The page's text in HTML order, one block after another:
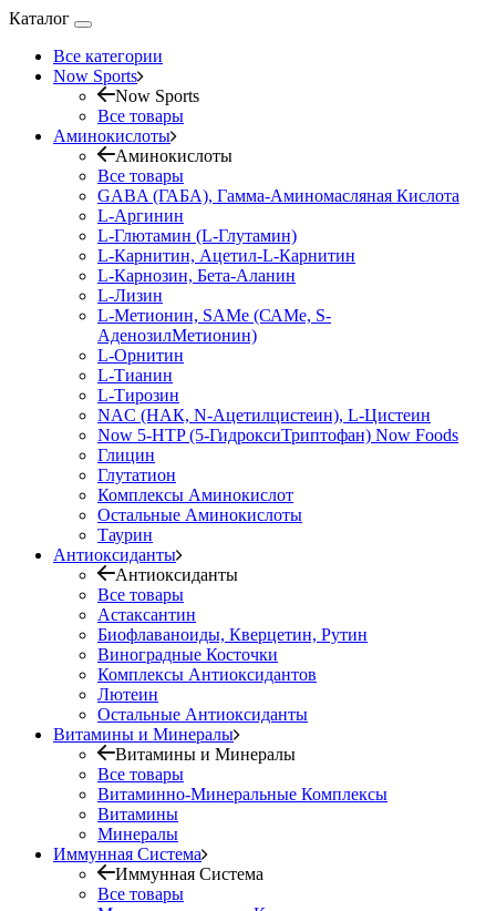
Каталог
Все категории
Now Sports
Now Sports
Все товары
Аминокислоты
Аминокислоты
Все товары
GABA (ГАБА), Гамма-Аминомасляная Кислота
L-Аргинин
L-Глютамин (L-Глутамин)
L-Карнитин, Ацетил-L-Карнитин
L-Карнозин, Бета-Аланин
L-Лизин
L-Метионин, SAMe (САМе, S-
АденозилМетионин)
L-Орнитин
L-Тианин
L-Тирозин
NAC (НАК, N-Ацетилцистеин), L-Цистеин
Now 5-HTP (5-ГидроксиТриптофан) Now Foods
Глицин
Глутатион
Комплексы Аминокислот
Остальные Аминокислоты
Таурин
Антиоксиданты
Антиоксиданты
Все товары
Астаксантин
Биофлаваноиды, Кверцетин, Рутин
Виноградные Косточки
Комплексы Антиоксидантов
Лютеин
Остальные Антиоксиданты
Витамины и Минералы
Витамины и Минералы
Все товары
Витаминно-Минеральные Комплексы
Витамины
Минералы
Иммунная Система
Иммунная Система
Все товары